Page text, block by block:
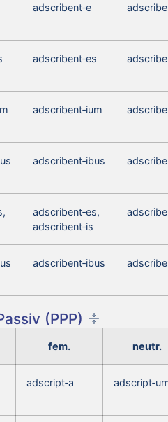
adscribent‑e
adscribent‑es
adscribent‑ium
adscribent‑ibus
adscribent‑es,
adscribent‑is
adscribent‑ibus
(PPP)
fem. neutr.
adscript‑a